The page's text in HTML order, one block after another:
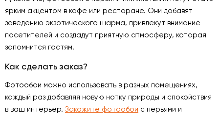
ярким акцентом в кафе или ресторане. Они добавят
заведению экзотического шарма, привлекут внимание
посетителей и создадут приятную атмосферу, которая
запомнится гостям.
Как сделать заказ?
Фотообои можно использовать в разных помещениях,
каждый раз добавляя новую нотку природы и спокойствия
в ваш интерьер. Закажите фотообои с перьями и